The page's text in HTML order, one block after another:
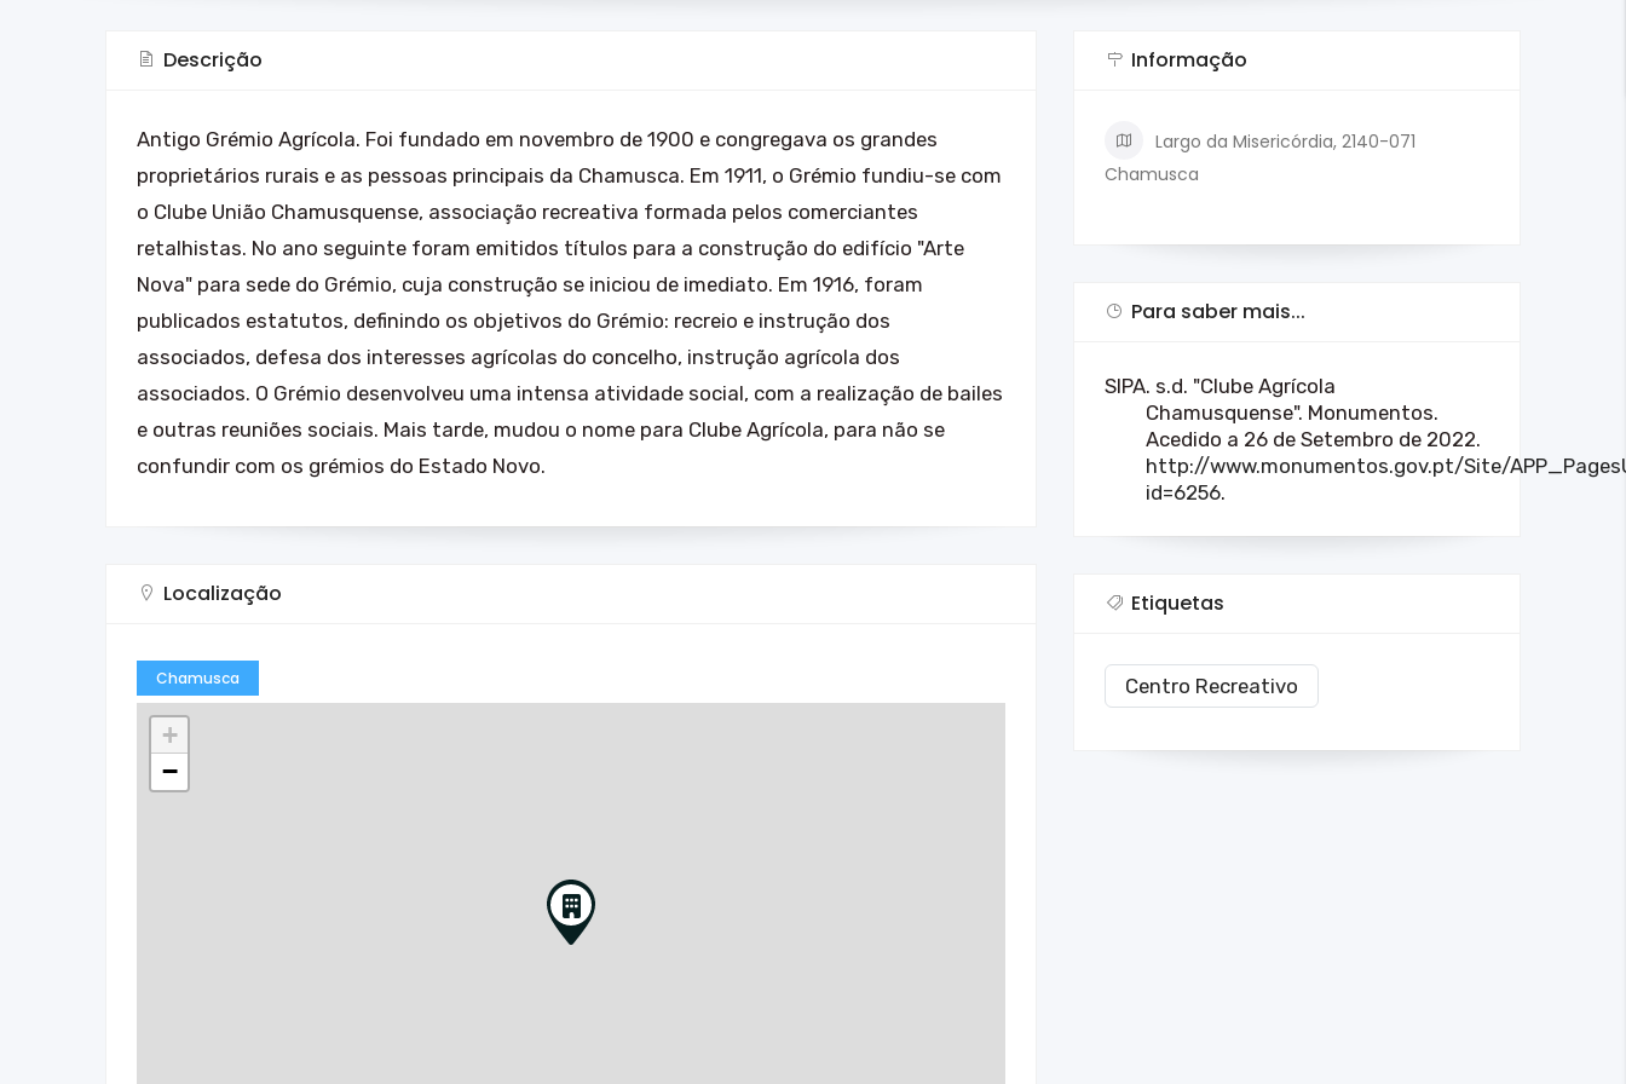
Descrição
Antigo Grémio Agrícola. Foi fundado em novembro de 1900 e congregava os grandes
proprietários rurais e as pessoas principais da Chamusca. Em 1911, o Grémio fundiu-se com
o Clube União Chamusquense, associação recreativa formada pelos comerciantes
retalhistas. No ano seguinte foram emitidos títulos para a construção do edifício "Arte
Nova" para sede do Grémio, cuja construção se iniciou de imediato. Em 1916, foram
publicados estatutos, definindo os objetivos do Grémio: recreio e instrução dos
associados, defesa dos interesses agrícolas do concelho, instrução agrícola dos
associados. O Grémio desenvolveu uma intensa atividade social, com a realização de bailes
e outras reuniões sociais. Mais tarde, mudou o nome para Clube Agrícola, para não se
confundir com os grémios do Estado Novo.
Localização
Chamusca
+
−
Informação
Largo da Misericórdia, 2140-071
Chamusca
Para saber mais...
SIPA. s.d. "Clube Agrícola
Chamusquense". Monumentos.
Acedido a 26 de Setembro de 2022.
http://www.monumentos.gov.pt/Site/
id=6256.
Etiquetas
Centro Recreativo